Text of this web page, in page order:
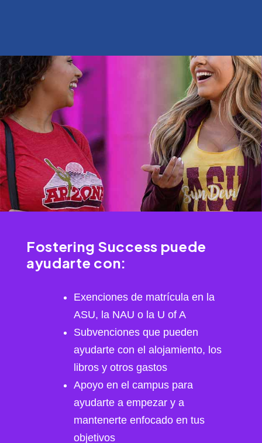
Fostering Success puede
ayudarte con:
Exenciones de matrícula en la
ASU, la NAU o la U of A
Subvenciones que pueden
ayudarte con el alojamiento, los
libros y otros gastos
Apoyo en el campus para
ayudarte a empezar y a
mantenerte enfocado en tus
objetivos